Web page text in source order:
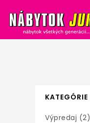
KATEGÓRIE
Výpredaj (2)